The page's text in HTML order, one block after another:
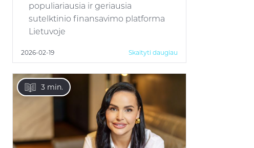
populiariausia ir geriausia
sutelktinio finansavimo platforma
Lietuvoje
2026-02-19 Skaityti daugiau
3 min.